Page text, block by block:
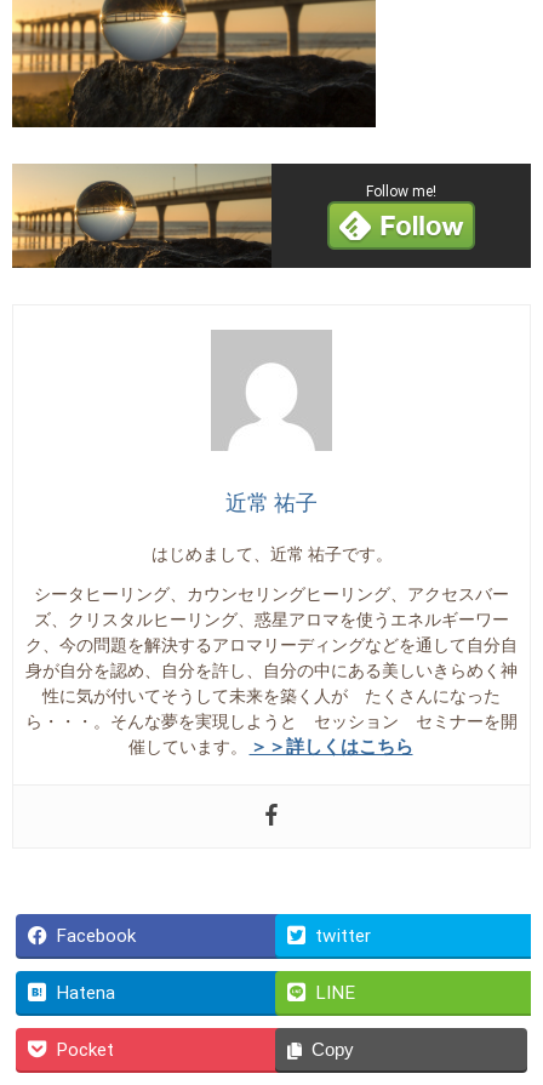
Follow me!
近常 祐子
はじめまして、近常 祐子です。
シータヒーリング、カウンセリングヒーリング、アクセスバー
ズ、クリスタルヒーリング、惑星アロマを使うエネルギーワー
ク、今の問題を解決するアロマリーディングなどを通して自分自
身が自分を認め、自分を許し、自分の中にある美しいきらめく神
性に気が付いてそうして未来を築く人が たくさんになった
ら・・・。そんな夢を実現しようと セッション セミナーを開
催しています。
＞＞詳しくはこちら
Facebook twitter
Hatena LINE
Pocket Copy